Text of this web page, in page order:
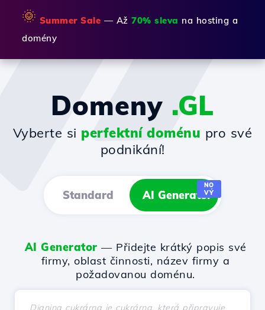
🌞 Summer Sale — Až 70% sleva na hosting a
domény
Domeny .GL
Vyberte si perfektní doménu pro své
podnikání!
Standard AI Generator
NO
VÝ
AI Generator — Přidejte krátký popis své
firmy, oblast činnosti, název firmy a
požadovanou doménu.